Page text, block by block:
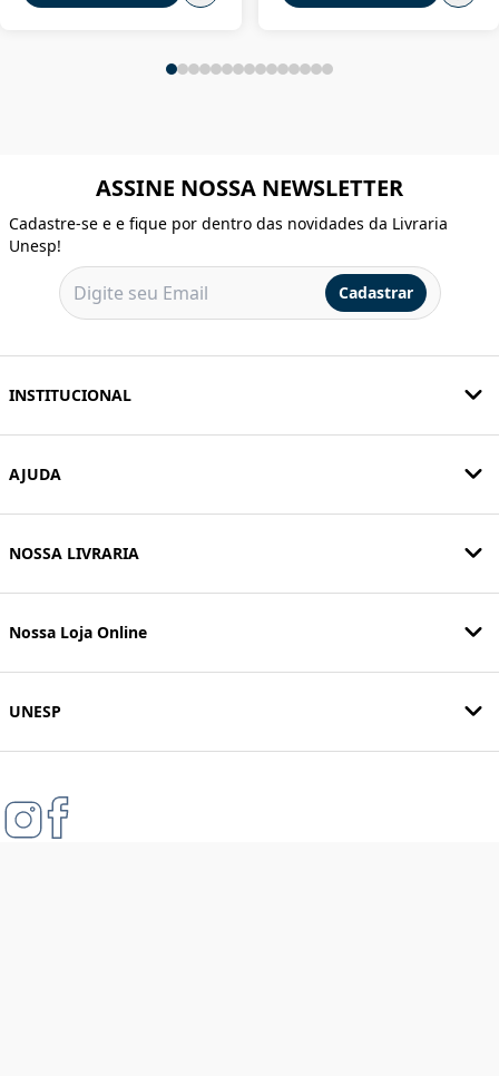
ASSINE NOSSA NEWSLETTER
Cadastre-se e e fique por dentro das novidades da Livraria
Unesp!
Cadastrar
INSTITUCIONAL
AJUDA
NOSSA LIVRARIA
Nossa Loja Online
UNESP